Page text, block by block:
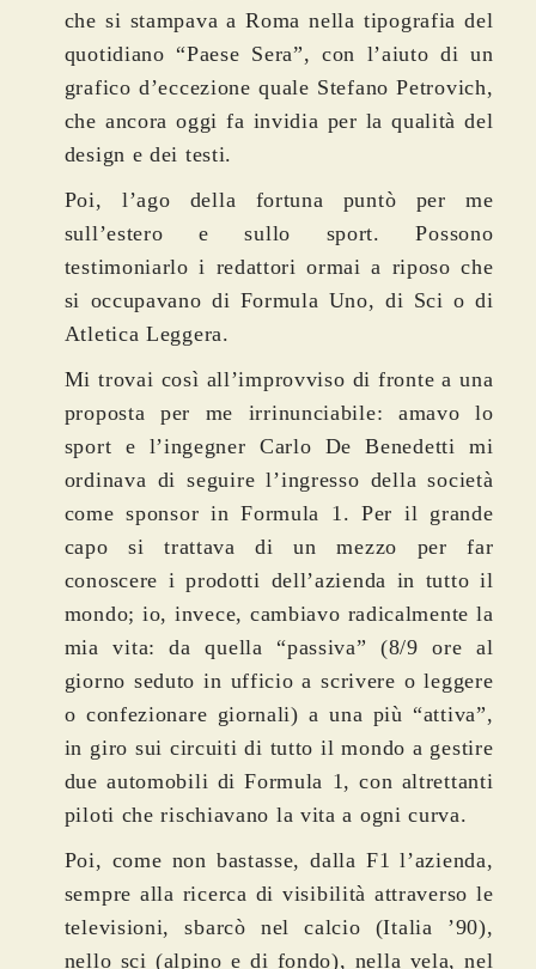
che si stampava a Roma nella tipografia del
quotidiano “Paese Sera”, con l’aiuto di un
grafico d’eccezione quale Stefano Petrovich,
che ancora oggi fa invidia per la qualità del
design e dei testi.
Poi, l’ago della fortuna puntò per me
sull’estero e sullo sport. Possono
testimoniarlo i redattori ormai a riposo che
si occupavano di Formula Uno, di Sci o di
Atletica Leggera.
Mi trovai così all’improvviso di fronte a una
proposta per me irrinunciabile: amavo lo
sport e l’ingegner Carlo De Benedetti mi
ordinava di seguire l’ingresso della società
come sponsor in Formula 1. Per il grande
capo si trattava di un mezzo per far
conoscere i prodotti dell’azienda in tutto il
mondo; io, invece, cambiavo radicalmente la
mia vita: da quella “passiva” (8/9 ore al
giorno seduto in ufficio a scrivere o leggere
o confezionare giornali) a una più “attiva”,
in giro sui circuiti di tutto il mondo a gestire
due automobili di Formula 1, con altrettanti
piloti che rischiavano la vita a ogni curva.
Poi, come non bastasse, dalla F1 l’azienda,
sempre alla ricerca di visibilità attraverso le
televisioni, sbarcò nel calcio (Italia ’90),
nello sci (alpino e di fondo), nella vela, nel